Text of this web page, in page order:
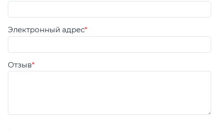
Электронный адрес
Отзыв